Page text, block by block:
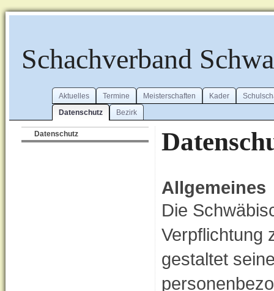
Schachverband
Aktuelles Termine Meisterschaften Kader
Datenschutz
Bezirk
Datenschutz
Allgemeines
Die
Verpflichtung
gestaltet